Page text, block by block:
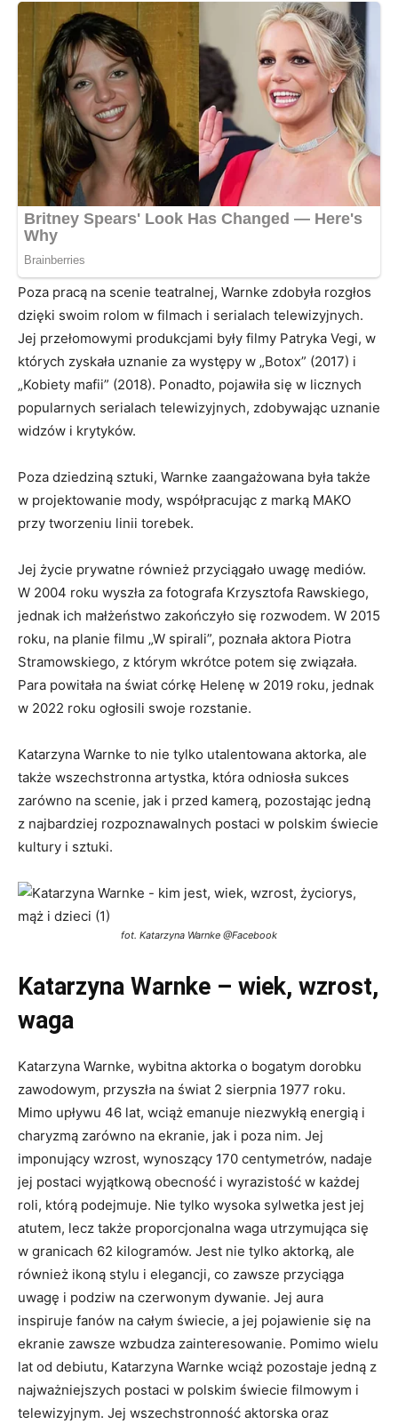
Poza pracą na scenie teatralnej, Warnke zdobyła rozgłos
dzięki swoim rolom w filmach i serialach telewizyjnych.
Jej przełomowymi produkcjami były filmy Patryka Vegi, w
których zyskała uznanie za występy w „Botox” (2017) i
„Kobiety mafii” (2018). Ponadto, pojawiła się w licznych
popularnych serialach telewizyjnych, zdobywając uznanie
widzów i krytyków.
Poza dziedziną sztuki, Warnke zaangażowana była także
w projektowanie mody, współpracując z marką MAKO
przy tworzeniu linii torebek.
Jej życie prywatne również przyciągało uwagę mediów.
W 2004 roku wyszła za fotografa Krzysztofa Rawskiego,
jednak ich małżeństwo zakończyło się rozwodem. W 2015
roku, na planie filmu „W spirali”, poznała aktora Piotra
Stramowskiego, z którym wkrótce potem się związała.
Para powitała na świat córkę Helenę w 2019 roku, jednak
w 2022 roku ogłosili swoje rozstanie.
Katarzyna Warnke to nie tylko utalentowana aktorka, ale
także wszechstronna artystka, która odniosła sukces
zarówno na scenie, jak i przed kamerą, pozostając jedną
z najbardziej rozpoznawalnych postaci w polskim świecie
kultury i sztuki.
fot. Katarzyna Warnke @Facebook
Katarzyna Warnke – wiek, wzrost,
waga
Katarzyna Warnke, wybitna aktorka o bogatym dorobku
zawodowym, przyszła na świat 2 sierpnia 1977 roku.
Mimo upływu 46 lat, wciąż emanuje niezwykłą energią i
charyzmą zarówno na ekranie, jak i poza nim. Jej
imponujący wzrost, wynoszący 170 centymetrów, nadaje
jej postaci wyjątkową obecność i wyrazistość w każdej
roli, którą podejmuje. Nie tylko wysoka sylwetka jest jej
atutem, lecz także proporcjonalna waga utrzymująca się
w granicach 62 kilogramów. Jest nie tylko aktorką, ale
również ikoną stylu i elegancji, co zawsze przyciąga
uwagę i podziw na czerwonym dywanie. Jej aura
inspiruje fanów na całym świecie, a jej pojawienie się na
ekranie zawsze wzbudza zainteresowanie. Pomimo wielu
lat od debiutu, Katarzyna Warnke wciąż pozostaje jedną z
najważniejszych postaci w polskim świecie filmowym i
telewizyjnym. Jej wszechstronność aktorska oraz